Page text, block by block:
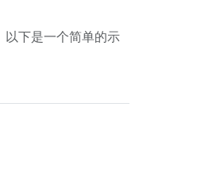
下是一个简单的示